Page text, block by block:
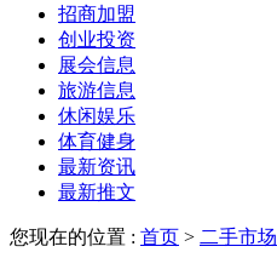
招商加盟
创业投资
展会信息
旅游信息
休闲娱乐
体育健身
最新资讯
最新推文
您现在的位置 : 首页 > 二手市场